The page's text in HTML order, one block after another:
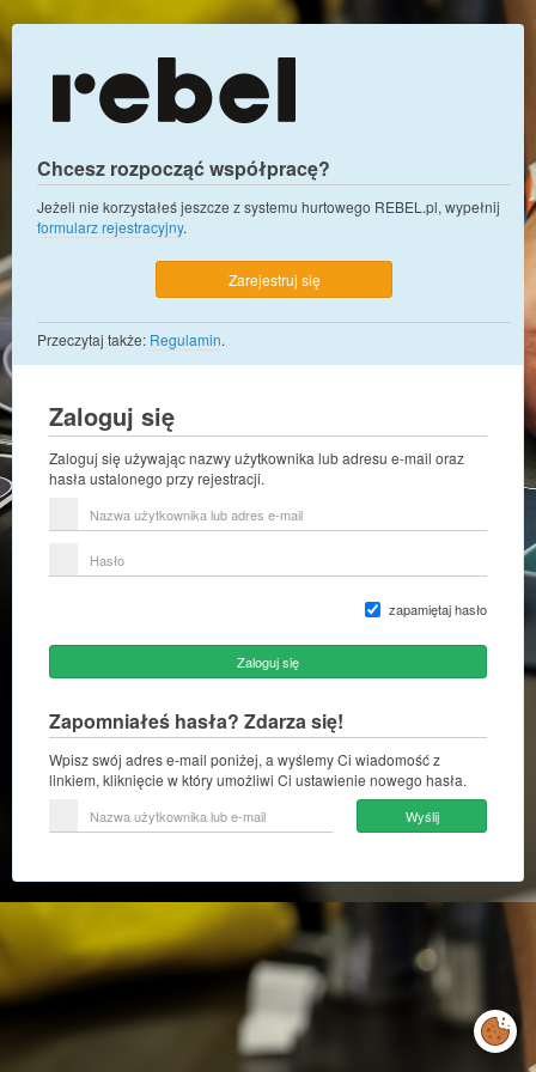
Chcesz rozpocząć współpracę?
Jeżeli nie korzystałeś jeszcze z systemu hurtowego REBEL.pl, wypełnij
formularz rejestracyjny.
Zarejestruj się
Przeczytaj także: Regulamin.
Zaloguj się
Zaloguj się używając nazwy użytkownika lub adresu e-mail oraz
hasła ustalonego przy rejestracji.
użytkownika
e-
zapamiętaj hasło
Zaloguj się
Zapomniałeś hasła? Zdarza się!
Wpisz swój adres e-mail poniżej, a wyślemy Ci wiadomość z
linkiem, kliknięcie w który umożliwi Ci ustawienie nowego hasła.
użytkownika
mail
Wyślij
Zarządzaj
preferencjami
cookies